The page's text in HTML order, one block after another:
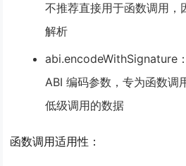
不推荐直接用于函数调用，
解析
abi.encodeWithSignature
ABI 编码参数，专为函数调
低级调用的数据
函数调用适用性 ：